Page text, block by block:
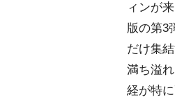
ィンが
版の第3
だけ集
満ち溢
経が特